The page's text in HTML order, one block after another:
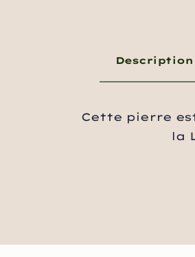
Description
Cette pierre
la